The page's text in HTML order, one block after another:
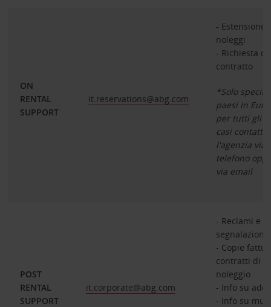
ON
RENTAL
SUPPORT
it.reservations@abg.com
- Estensione
noleggi
- Richiesta
contratto
*Solo
paesi in
per tutti gli
casi
l'agenzia via
telefono
via email
POST
RENTAL
SUPPORT
it.corporate@abg.com
- Reclami e
segnalazioni
- Copie
contratti di
noleggio
- Info su
- Info su